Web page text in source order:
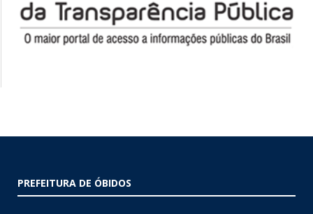
PREFEITURA DE ÓBIDOS